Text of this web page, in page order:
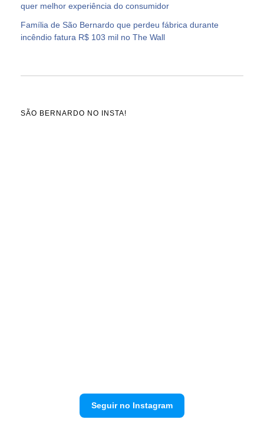
quer melhor experiência do consumidor
Família de São Bernardo que perdeu fábrica durante
incêndio fatura R$ 103 mil no The Wall
SÃO BERNARDO NO INSTA!
Seguir no Instagram